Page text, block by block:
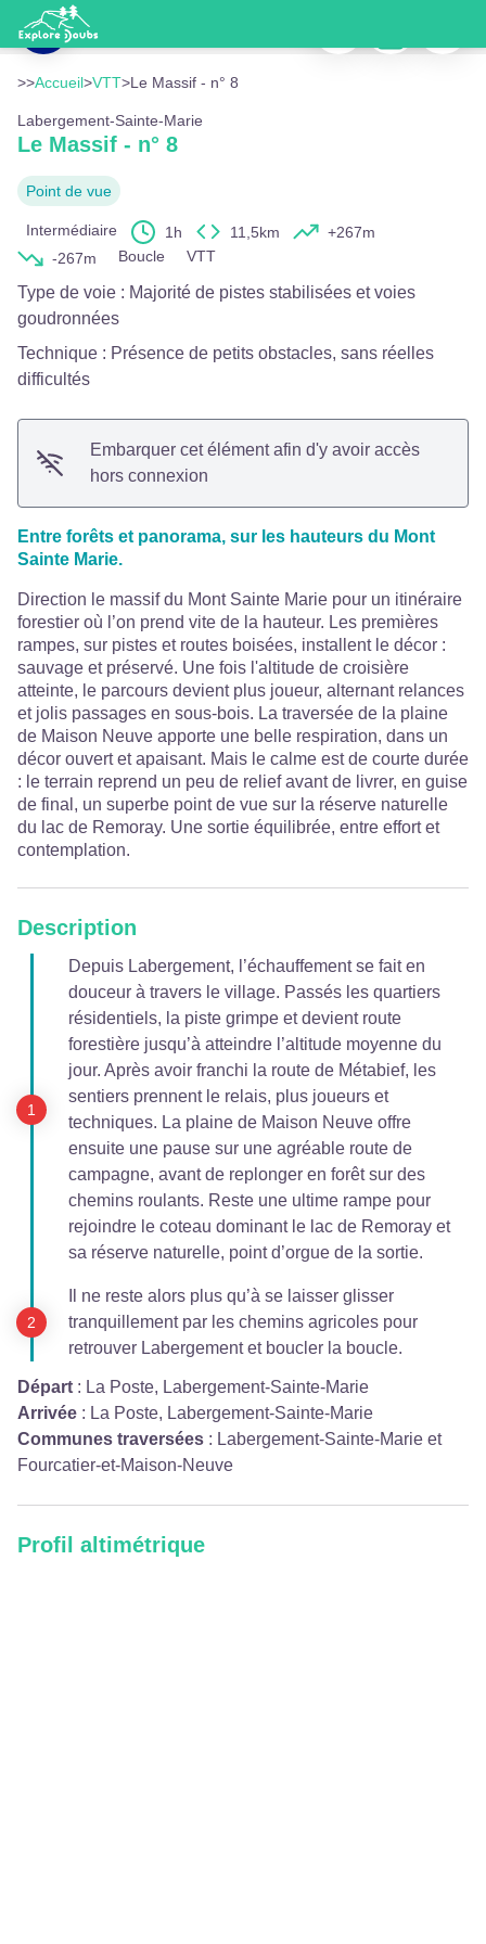
Le Massif - n° 8
Voir l'image en plein écran
>>Accueil>VTT>Le Massif - n° 8
Labergement-Sainte-Marie
Le Massif - n° 8
Point de vue
Intermédiaire 1h 11,5km
+267m
-267m
Boucle VTT
Type de voie : Majorité de pistes stabilisées et voies
goudronnées
Technique : Présence de petits obstacles, sans réelles
difficultés
Embarquer cet élément afin d'y avoir accès
hors connexion
Entre forêts et panorama, sur les hauteurs du Mont
Sainte Marie.
Direction le massif du Mont Sainte Marie pour un itinéraire
forestier où l’on prend vite de la hauteur. Les premières
rampes, sur pistes et routes boisées, installent le décor :
sauvage et préservé. Une fois l'altitude de croisière
atteinte, le parcours devient plus joueur, alternant relances
et jolis passages en sous-bois. La traversée de la plaine
de Maison Neuve apporte une belle respiration, dans un
décor ouvert et apaisant. Mais le calme est de courte durée
: le terrain reprend un peu de relief avant de livrer, en guise
de final, un superbe point de vue sur la réserve naturelle
du lac de Remoray. Une sortie équilibrée, entre effort et
contemplation.
Description
Depuis Labergement, l’échauffement se fait en
douceur à travers le village. Passés les quartiers
résidentiels, la piste grimpe et devient route
forestière jusqu’à atteindre l’altitude moyenne du
jour. Après avoir franchi la route de Métabief, les
sentiers prennent le relais, plus joueurs et
techniques. La plaine de Maison Neuve offre
ensuite une pause sur une agréable route de
campagne, avant de replonger en forêt sur des
chemins roulants. Reste une ultime rampe pour
rejoindre le coteau dominant le lac de Remoray et
sa réserve naturelle, point d’orgue de la sortie.
Il ne reste alors plus qu’à se laisser glisser
tranquillement par les chemins agricoles pour
retrouver Labergement et boucler la boucle.
Départ : La Poste, Labergement-Sainte-Marie
Arrivée : La Poste, Labergement-Sainte-Marie
Communes traversées : Labergement-Sainte-Marie et
Fourcatier-et-Maison-Neuve
Profil altimétrique